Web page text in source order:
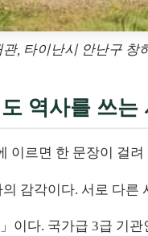
, 타이난시 안난구 창
역사를 쓰는
이르면 한 문장이 걸려
감각이다. 서로 다른
이다. 국가급 3급 기